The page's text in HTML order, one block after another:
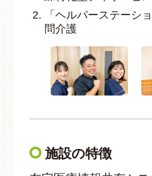
「ヘルパーステーシ
問介護
施設の特徴